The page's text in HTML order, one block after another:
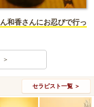
和香さんにお忍びで行っ
＞
セラピスト一覧 ＞